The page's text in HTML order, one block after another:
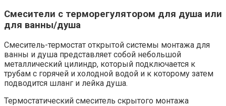
Смесители с терморегулятором для душа или
для ванны/душа
Смеситель-термостат открытой системы монтажа для
ванны и душа представляет собой небольшой
металлический цилиндр, который подключается к
трубам с горячей и холодной водой и к которому затем
подводится шланг и лейка душа.
Термостатический смеситель скрытого монтажа